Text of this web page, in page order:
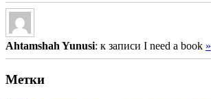
Ahtamshah Yunusi: к записи I need a book »
Метки